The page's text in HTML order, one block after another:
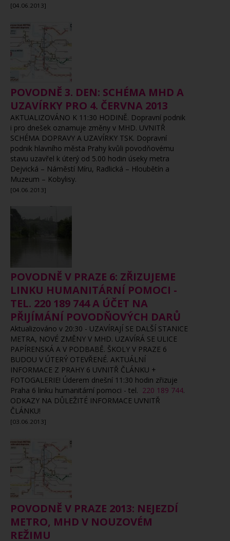
[04.06.2013]
POVODNĚ 3. DEN: SCHÉMA MHD A
UZAVÍRKY PRO 4. ČERVNA 2013
AKTUALIZOVÁNO K 11:30 HODINĚ. Dopravní podnik
i pro dnešek oznamuje změny v MHD. UVNITŘ
SCHÉMA DOPRAVY A UZAVÍRKY TSK. Dopravní
podnik hlavního města Prahy kvůli povodňovému
stavu uzavřel k úterý od 5.00 hodin úseky metra
Dejvická – Náměstí Míru, Radlická – Hloubětín a
Muzeum – Kobylisy.
[04.06.2013]
POVODNĚ V PRAZE 6: ZŘIZUJEME
LINKU HUMANITÁRNÍ POMOCI -
TEL. 220 189 744 A ÚČET NA
PŘIJÍMÁNÍ POVODŇOVÝCH DARŮ
Aktualizováno v 20:30 - UZAVÍRAJÍ SE DALŠÍ STANICE
METRA, NOVÉ ZMĚNY V MHD. UZAVÍRÁ SE ULICE
PAPÍRENSKÁ A V PODBABĚ. ŠKOLY V PRAZE 6
BUDOU V ÚTERÝ OTEVŘENÉ. AKTUÁLNÍ
INFORMACE Z PRAHY 6 UVNITŘ ČLÁNKU +
FOTOGALERIE! Úderem dnešní 11:30 hodin zřizuje
Praha 6 linku humanitární pomoci - tel. 220 189 744.
ODKAZY NA DŮLEŽITÉ INFORMACE UVNITŘ
ČLÁNKU!
[03.06.2013]
POVODNĚ V PRAZE 2013: NEJEZDÍ
METRO, MHD V NOUZOVÉM
REŽIMU